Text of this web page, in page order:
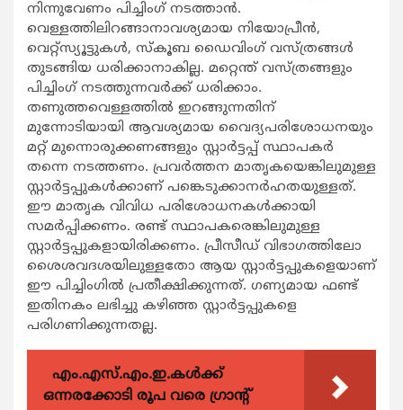
നിന്നുവേണം പിച്ചിംഗ് നടത്താന്‍.
വെള്ളത്തിലിറങ്ങാനാവശ്യമായ നിയോപ്രീന്‍,
വെറ്റ്സ്യൂട്ടുകള്‍, സ്കൂബ ഡൈവിംഗ് വസ്ത്രങ്ങള്‍
തുടങ്ങിയ ധരിക്കാനാകില്ല. മറ്റെന്ത് വസ്ത്രങ്ങളും
പിച്ചിംഗ് നടത്തുന്നവര്‍ക്ക് ധരിക്കാം.
തണുത്തവെള്ളത്തില്‍ ഇറങ്ങുന്നതിന്
മുന്നോടിയായി ആവശ്യമായ വൈദ്യപരിശോധനയും
മറ്റ് മുന്നൊരുക്കണങ്ങളും സ്റ്റാര്‍ട്ടപ്പ് സ്ഥാപകര്‍
തന്നെ നടത്തണം. പ്രവര്‍ത്തന മാതൃകയെങ്കിലുമുള്ള
സ്റ്റാര്‍ട്ടപ്പുകള്‍ക്കാണ് പങ്കെടുക്കാനര്‍ഹതയുള്ളത്.
ഈ മാതൃക വിവിധ പരിശോധനകള്‍ക്കായി
സമര്‍പ്പിക്കണം. രണ്ട് സ്ഥാപകരെങ്കിലുമുള്ള
സ്റ്റാര്‍ട്ടപ്പുകളായിരിക്കണം. പ്രീസീഡ് വിഭാഗത്തിലോ
ശൈശവദശയിലുള്ളതോ ആയ സ്റ്റാര്‍ട്ടപ്പുകളെയാണ്
ഈ പിച്ചിംഗില്‍ പ്രതീക്ഷിക്കുന്നത്. ഗണ്യമായ ഫണ്ട്
ഇതിനകം ലഭിച്ചു കഴിഞ്ഞ സ്റ്റാര്‍ട്ടപ്പുകളെ
പരിഗണിക്കുന്നതല്ല.
എം.എസ്.എം.ഇ.കൾക്ക്
ഒന്നരക്കോടി രൂപ വരെ ഗ്രാന്റ്